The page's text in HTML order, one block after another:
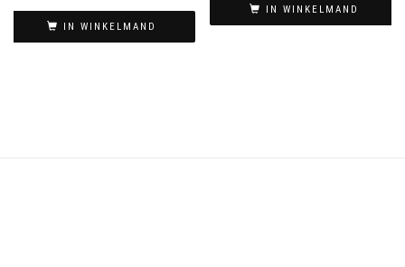
IN WINKELMAND
IN WINKELMAND